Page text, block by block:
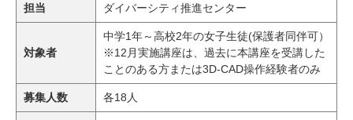
担当 ダイバーシティ推進センター
対象者
中学1年～高校2年の女子生徒(保護者同伴可）
※12月実施講座は、過去に本講座を受講した
ことのある方または3D-CAD操作経験者のみ
募集人数 各18人